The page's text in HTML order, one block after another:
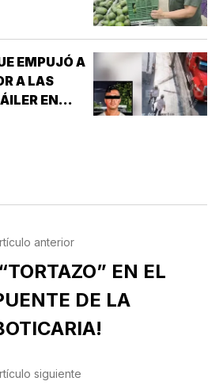
EMPUJÓ A
A LAS
EN
anterior
EN EL
DE LA
siguiente